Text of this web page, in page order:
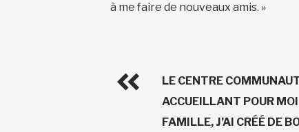
à me faire de nouveaux amis. »
LE CENTRE
ACCUEILLANT POUR
FAMILLE, J’AI CRÉÉ DE